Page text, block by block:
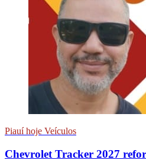
Piauí hoje Veículos
Chevrolet Tracker 2027